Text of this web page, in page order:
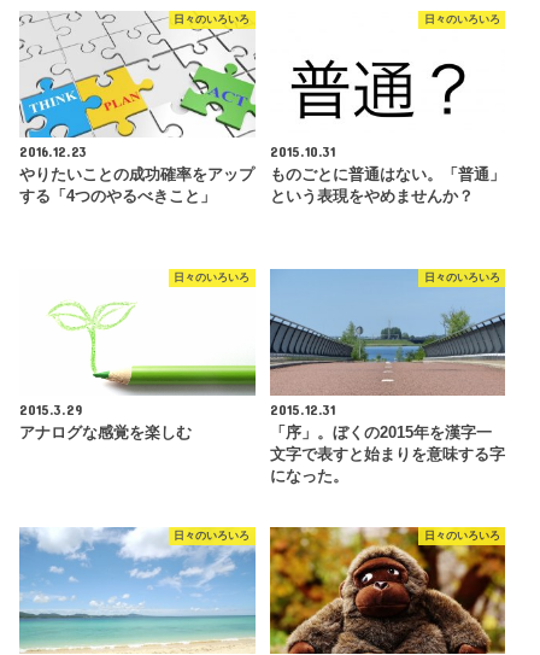
日々のいろいろ
2016.12.23
やりたいことの成功確率をアップ
する「4つのやるべきこと」
日々のいろいろ
2015.10.31
ものごとに普通はない。「普通」
という表現をやめませんか？
日々のいろいろ
2015.3.29
アナログな感覚を楽しむ
日々のいろいろ
2015.12.31
「序」。ぼくの2015年を漢字一
文字で表すと始まりを意味する字
になった。
日々のいろいろ 日々のいろいろ